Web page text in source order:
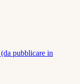
pubblicare in